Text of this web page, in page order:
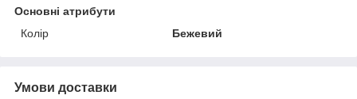
Основні атрибути
Колір
Бежевий
Умови доставки